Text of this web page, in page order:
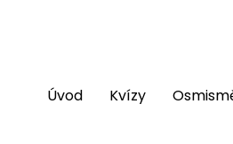
Úvod Kvízy